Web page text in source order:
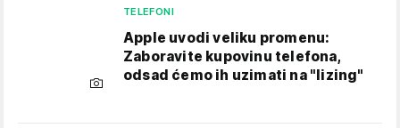
TELEFONI
Apple uvodi veliku promenu:
Zaboravite kupovinu telefona,
odsad ćemo ih uzimati na "lizing"